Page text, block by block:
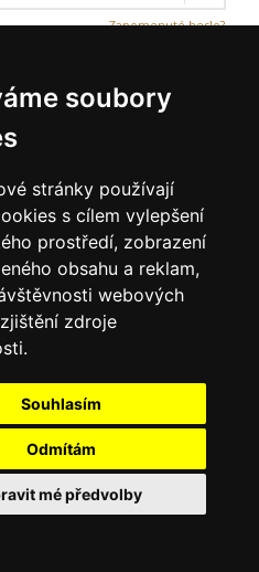
soubory
stránky používají
s cílem vylepšení
prostředí, zobrazení
obsahu a reklam,
webových
zdroje
Souhlasím
Odmítám
mé předvolby
Zapomenuté heslo?
zařízení
nový účet